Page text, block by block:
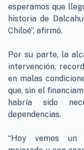
esperamos que
historia de
Chiloé”, afirmó.
Por su parte, la
intervención,
en malas
que, sin el
habría sido
dependencias.
“Hoy vemos un